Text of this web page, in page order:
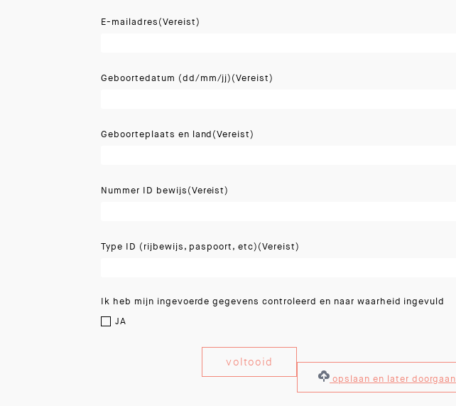
E-mailadres(Vereist)
Geboortedatum (dd/mm/jj)(Vereist)
Geboorteplaats en land(Vereist)
Nummer ID bewijs(Vereist)
Type ID (rijbewijs, paspoort, etc)(Vereist)
Ik heb mijn ingevoerde gegevens controleerd en naar waarheid ingevuld
JA
opslaan en later doorgaan